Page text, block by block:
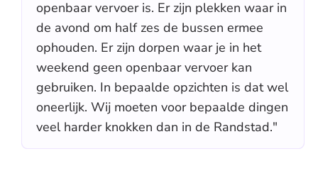
openbaar vervoer is. Er zijn plekken waar in
de avond om half zes de bussen ermee
ophouden. Er zijn dorpen waar je in het
weekend geen openbaar vervoer kan
gebruiken. In bepaalde opzichten is dat wel
oneerlijk. Wij moeten voor bepaalde dingen
veel harder knokken dan in de Randstad."